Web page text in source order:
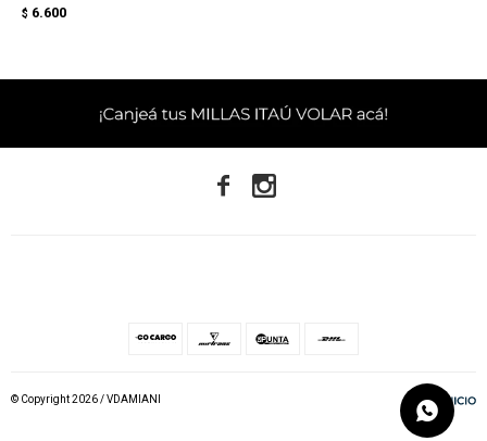
$ 6.600
 
© Copyright 2026 / VDAMIANI